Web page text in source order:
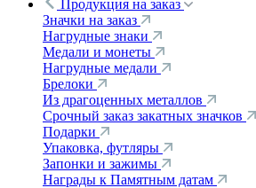
Продукция на заказ
Значки на заказ
Нагрудные знаки
Медали и монеты
Нагрудные медали
Брелоки
Из драгоценных металлов
Срочный заказ закатных значков
Подарки
Упаковка, футляры
Запонки и зажимы
Награды к Памятным датам